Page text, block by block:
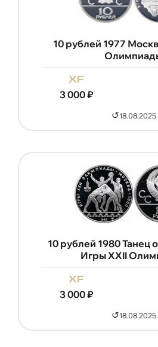
10 рублей 1977
xf
3 000₽
↺18.08.2025
10 рублей 1980 Танец
Игры XXII
xf
3 000₽
↺18.08.2025